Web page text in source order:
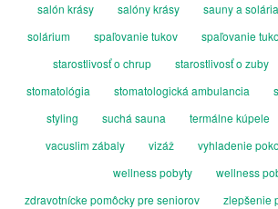
salón krásy
salóny krásy sauny a solária
solárium
spaľovanie tukov spaľovanie
starostlivosť o chrup
starostlivosť o zuby
stomatológia
stomatologická ambulancia
styling
suchá sauna termálne kúpele
vacuslim zábaly
vizáž vyhladenie
wellness pobyty
wellness
zdravotnícke pomôcky pre seniorov
zlepšenie